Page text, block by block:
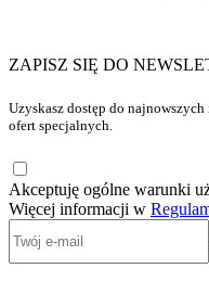
ZAPISZ SIĘ DO
Uzyskasz dostęp do
ofert specjalnych.
Akceptuję ogólne warunki
Więcej informacji w